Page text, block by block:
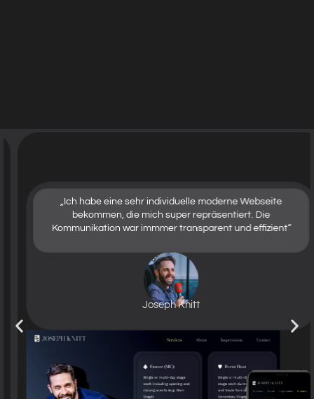
Cookie-Zustimmung verwalten
Um dir ein optimales Erlebnis zu bieten, verwenden wir Technologien wie Cookies, um
Geräteinformationen zu speichern und/oder darauf zuzugreifen. Wenn du diesen
Technologien zustimmst, können wir Daten wie das Surfverhalten oder eindeutige IDs
„Ich habe eine sehr individuelle moderne Webseite
bekommen, die mich super repräsentiert. Die
Kommunikation war immmer transparent und effizient“
Joseph Knitt